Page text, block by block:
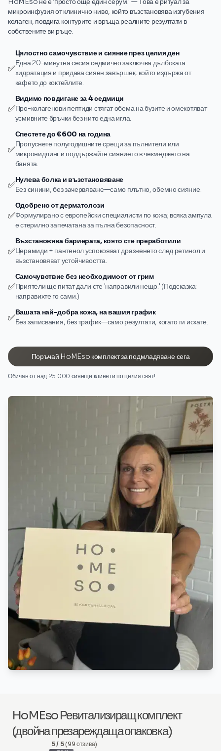
микроинфузия от клинично ниво, който възстановява изгубения
колаген, повдига контурите и връща реалните резултати в
собствените ви ръце.
✅
Цялостно самочувствие и сияние през целия ден
Една 20-минутна сесия седмично заключва дълбоката
хидратация и придава сияен завършек, който издържа от
кафето до коктейлите.
✅
Видимо повдигане за 4 седмици
Про-колагенови пептиди стягат обема на бузите и омекотяват
усмивните бръчки без нито една игла.
✅
Спестете до €600 на година
Пропуснете полугодишните срещи за пълнители или
микронидлинг и поддържайте сиянието в чекмеджето на
банята.
✅Нулева болка и възстановяване
Без синини, без зачервяване—само плътно, обемно сияние.
✅
Одобрено от дерматолози
Формулирано с европейски специалисти по кожа; всяка ампула
е стерилно запечатана за пълна безопасност.
✅
Възстановява бариерата, която сте преработили
Церамиди + пантенол успокояват дразненето след ретинол и
възстановяват устойчивостта.
✅
Самочувствие без необходимост от грим
Приятели ще питат дали сте 'направили нещо.' (Подсказка:
направихте го сами.)
✅Вашата най-добра кожа, на вашия график
Без записвания, без трафик—само резултати, когато ги искате.
Поръчай HoMEso комплект за подмладяване сега
Обичан от над 25 000 сияещи клиенти по целия свят!
HoMEso Ревитализиращ комплект
(двойна презареждаща опаковка)
5 / 5(99 отзива)